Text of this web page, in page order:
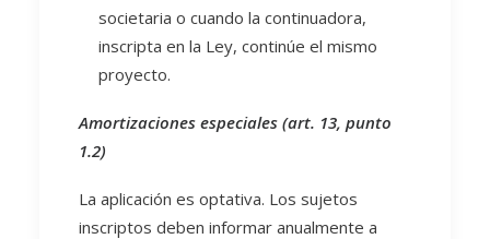
societaria o cuando la continuadora,
inscripta en la Ley, continúe el mismo
proyecto.
Amortizaciones especiales (art. 13, punto
1.2)
La aplicación es optativa. Los sujetos
inscriptos deben informar anualmente a